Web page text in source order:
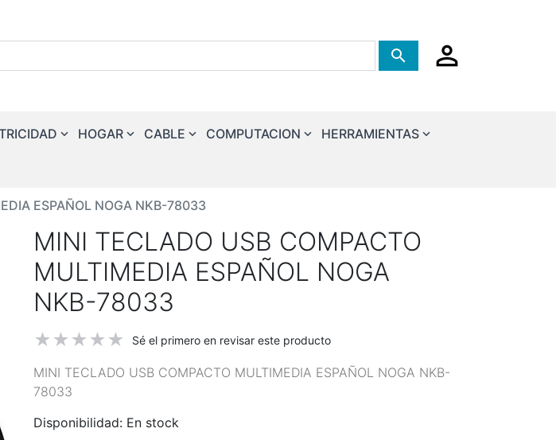
Tienda de busqueda
HOGAR CABLE COMPUTACION
HERRAMIENTAS
ESPAÑOL NOGA NKB-78033
MINI TECLADO USB COMPACTO
MULTIMEDIA ESPAÑOL NOGA
NKB-78033
Sé el primero en revisar este producto
MINI TECLADO USB COMPACTO MULTIMEDIA ESPAÑOL NOGA NKB-
78033
Disponibilidad: En stock